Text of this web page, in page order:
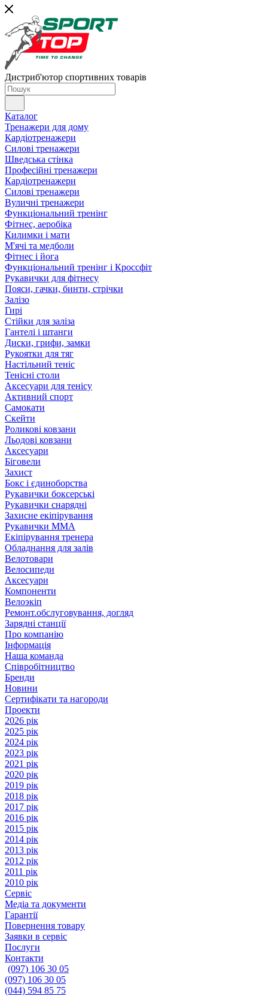
Дистриб'ютор спортивних товарів
Каталог
Тренажери для дому
Кардіотренажери
Силові тренажери
Шведська стінка
Професійні тренажери
Кардіотренажери
Силові тренажери
Вуличні тренажери
Функціональний тренінг
Фітнес, аеробіка
Килимки і мати
М'ячі та медболи
Фітнес і йога
Функціональний тренінг і Кроссфіт
Рукавички для фітнесу
Пояси, гачки, бинти, стрічки
Залізо
Гирі
Стійки для заліза
Гантелі і штанги
Диски, грифи, замки
Рукоятки для тяг
Настільний теніс
Тенісні столи
Аксесуари для тенісу
Активний спорт
Самокати
Скейти
Роликові ковзани
Льодові ковзани
Аксесуари
Біговели
Захист
Бокс і єдиноборства
Рукавички боксерські
Рукавички снарядні
Захисне екіпірування
Рукавички ММА
Екіпірування тренера
Обладнання для залів
Велотовари
Велосипеди
Аксесуари
Компоненти
Велоэкіп
Ремонт.обслуговування, догляд
Зарядні станції
Про компанію
Інформація
Наша команда
Співробітництво
Бренди
Новини
Сертифікати та нагороди
Проекти
2026 рік
2025 рік
2024 рік
2023 рік
2021 рік
2020 рік
2019 рік
2018 рік
2017 рік
2016 рік
2015 рік
2014 рік
2013 рік
2012 рік
2011 рік
2010 рік
Сервіс
Медіа та документи
Гарантії
Повернення товару
Заявки в сервіс
Послуги
Контакти
(097) 106 30 05
(097) 106 30 05
(044) 594 85 75